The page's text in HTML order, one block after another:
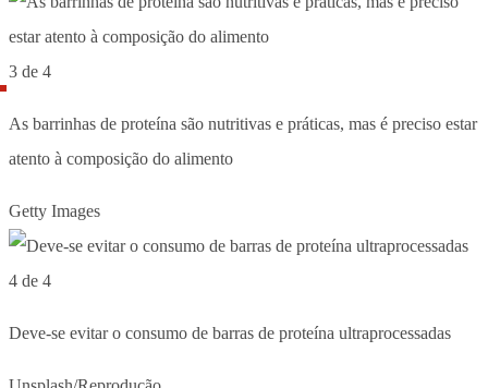
3 de 4
As barrinhas de proteína são nutritivas e práticas, mas é preciso estar
atento à composição do alimento
Getty Images
4 de 4
Deve-se evitar o consumo de barras de proteína ultraprocessadas